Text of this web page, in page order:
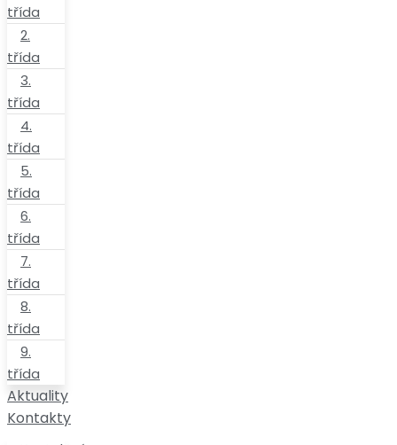
třída
2.
třída
3.
třída
4.
třída
5.
třída
6.
třída
7.
třída
8.
třída
9.
třída
Aktuality
Kontakty